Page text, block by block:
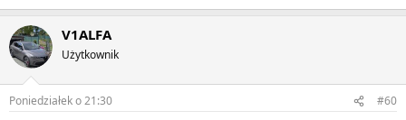
V1ALFA
Użytkownik
Poniedziałek o 21:30 #60